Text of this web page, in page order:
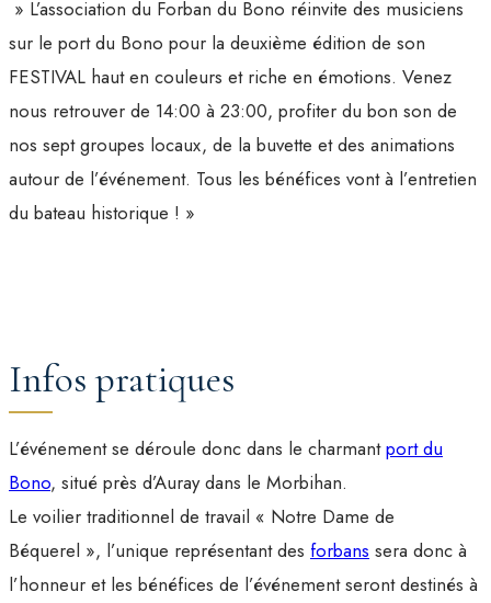
» L’association du Forban du Bono réinvite des musiciens
sur le port du Bono pour la deuxième édition de son
FESTIVAL haut en couleurs et riche en émotions. Venez
nous retrouver de 14:00 à 23:00, profiter du bon son de
nos sept groupes locaux, de la buvette et des animations
autour de l’événement. Tous les bénéfices vont à l’entretien
du bateau historique ! »
Infos pratiques
L’événement se déroule donc dans le charmantport du
Bono, situé près d’Auray dans le Morbihan.
Le voilier traditionnel de travail « Notre Dame de
Béquerel », l’unique représentant des forbans sera donc à
l’honneur et les bénéfices de l’événement seront destinés à